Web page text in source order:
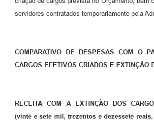
servidores contratados temporariamente pela
COMPARATIVO DE DESPESAS COM O
CARGOS EFETIVOS CRIADOS E EXTINÇÃO
RECEITA COM A EXTINÇÃO DOS
(vinte e sete mil, trezentos e dezessete